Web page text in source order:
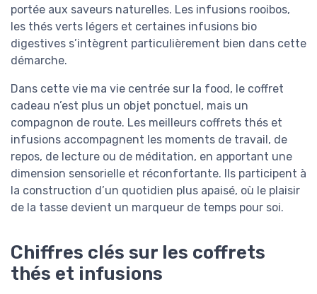
portée aux saveurs naturelles. Les infusions rooibos,
les thés verts légers et certaines infusions bio
digestives s’intègrent particulièrement bien dans cette
démarche.
Dans cette vie ma vie centrée sur la food, le coffret
cadeau n’est plus un objet ponctuel, mais un
compagnon de route. Les meilleurs coffrets thés et
infusions accompagnent les moments de travail, de
repos, de lecture ou de méditation, en apportant une
dimension sensorielle et réconfortante. Ils participent à
la construction d’un quotidien plus apaisé, où le plaisir
de la tasse devient un marqueur de temps pour soi.
Chiffres clés sur les coffrets
thés et infusions